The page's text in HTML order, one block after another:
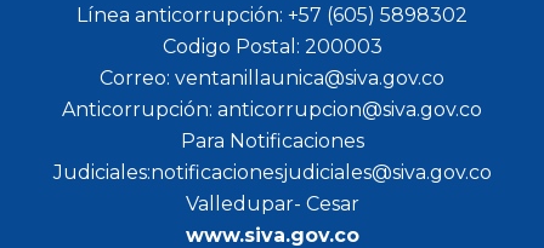
Línea anticorrupción: +57 (605) 5898302
Codigo Postal: 200003
Correo: ventanillaunica@siva.gov.co
Anticorrupción: anticorrupcion@siva.gov.co
Para Notificaciones
Judiciales:notificacionesjudiciales@siva.gov.co
Valledupar- Cesar
www.siva.gov.co